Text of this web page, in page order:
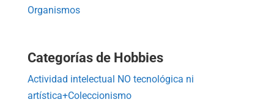
Organismos
Categorías de Hobbies
Actividad intelectual NO tecnológica ni
artística+Coleccionismo